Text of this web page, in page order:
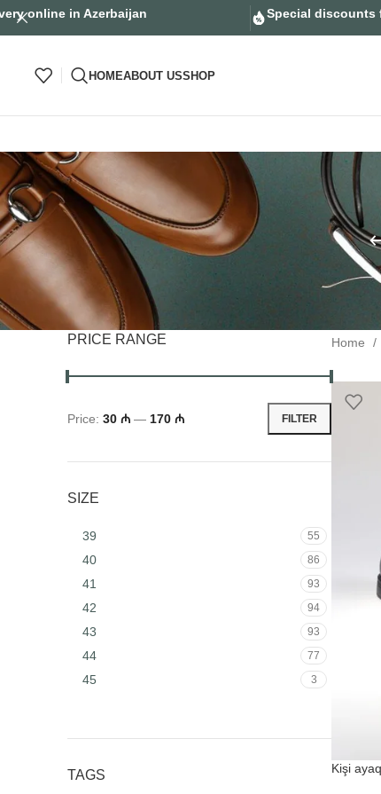
HOMEABOUT USSHOP
PRICE RANGE
FILTER
Price: 30 ₼ — 170 ₼
SIZE
39 55
40 86
41 93
42 94
43 93
44 77
45 3
TAGS
Home
Kişi
online in Azerbaijan Special discounts